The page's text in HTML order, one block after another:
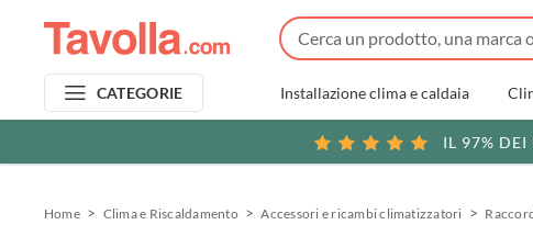
CATEGORIE Installazione clima e caldaia
IL 97% DEI
Home Clima e Riscaldamento Accessori e ricambi climatizzatori